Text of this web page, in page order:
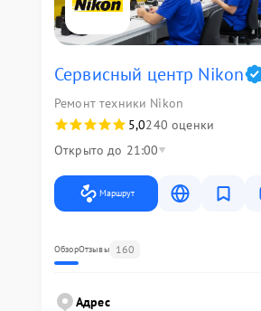
Сервисный центр Nikon
Ремонт техники Nikon
5,0240 оценки
Открыто до 21:00
Маршрут
ОбзорОтзывы 160
Адрес